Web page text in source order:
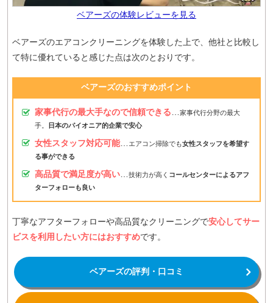
ベアーズの体験レビューを見る
ベアーズのエアコンクリーニングを体験した上で、他社と比較し
て特に優れていると感じた点は次のとおりです。
ベアーズのおすすめポイント
家事代行の最大手なので信頼できる…家事代行分野の最大
手。
日本のパイオニア的企業で安心
女性スタッフ対応可能… エアコン掃除でも女性スタッフを希望す
る事ができる
高品質で満足度が高い… 技術力が高く コールセンターによるアフ
ターフォローも良い
丁寧なアフターフォローや高品質なクリーニングで安心してサー
ビスを利用したい方にはおすすめです。
ベアーズの評判・口コミ